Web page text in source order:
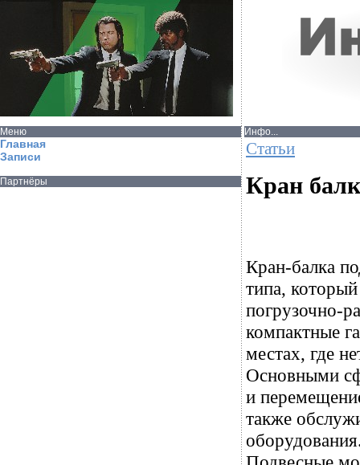
Меню
Главная
Записи
Партнёры
Инфо...
Статьи
Кран
Кран-балка
типа,
погрузочно-
компактные
местах, где
Основными
и
также